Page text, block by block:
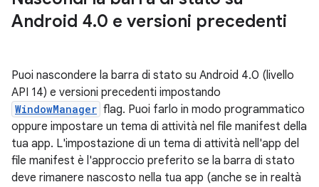
Android 4.0 e versioni precedenti
Puoi nascondere la barra di stato su Android 4.0 (livello
API 14) e versioni precedenti impostando
WindowManager flag. Puoi farlo in modo programmatico
oppure impostare un tema di attività nel file manifest della
tua app. L'impostazione di un tema di attività nell'app del
file manifest è l'approccio preferito se la barra di stato
deve rimanere nascosto nella tua app (anche se in realtà